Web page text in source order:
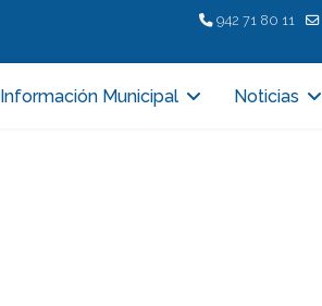
942 71 80 11
Información Municipal Noticias